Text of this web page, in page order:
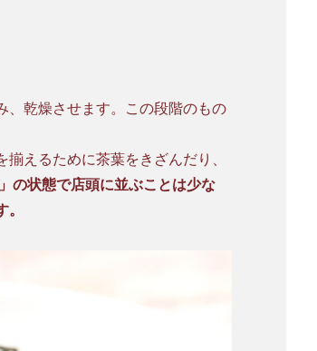
、乾燥させます。この段階のもの
えるために茶葉をきざんだり、
の状態で店頭に並ぶことは少な